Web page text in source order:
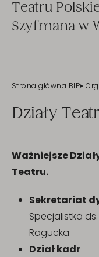
Teatru
Szyfmana w
Strona główna BIP
Działy
Ważniejsze
Teatru.
Sekretariat
Specjalistka
Ragucka
Dział kadr